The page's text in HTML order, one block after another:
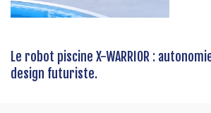
Le robot piscine X-WARRIOR :
design futuriste.